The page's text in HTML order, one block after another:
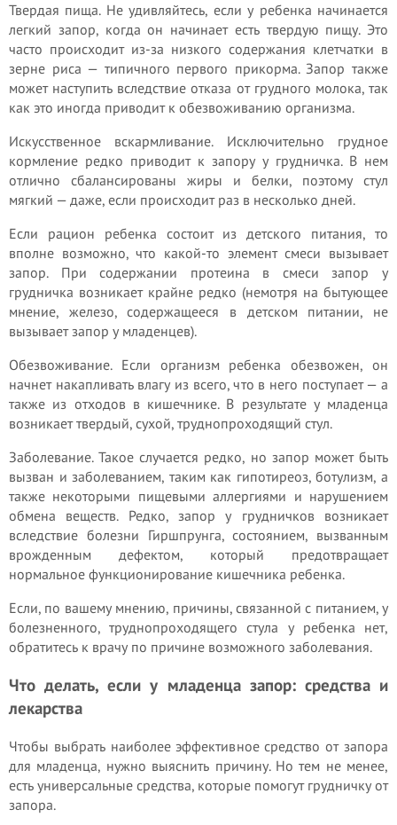
Твердая пища. Не удивляйтесь, если у ребенка начинается
легкий запор, когда он начинает есть твердую пищу. Это
часто происходит из-за низкого содержания клетчатки в
зерне риса — типичного первого прикорма. Запор также
может наступить вследствие отказа от грудного молока, так
как это иногда приводит к обезвоживанию организма.
Искусственное вскармливание. Исключительно грудное
кормление редко приводит к запору у грудничка. В нем
отлично сбалансированы жиры и белки, поэтому стул
мягкий — даже, если происходит раз в несколько дней.
Если рацион ребенка состоит из детского питания, то
вполне возможно, что какой-то элемент смеси вызывает
запор. При содержании протеина в смеси запор у
грудничка возникает крайне редко (немотря на бытующее
мнение, железо, содержащееся в детском питании, не
вызывает запор у младенцев).
Обезвоживание. Если организм ребенка обезвожен, он
начнет накапливать влагу из всего, что в него поступает — а
также из отходов в кишечнике. В результате у младенца
возникает твердый, сухой, труднопроходящий стул.
Заболевание. Такое случается редко, но запор может быть
вызван и заболеванием, таким как гипотиреоз, ботулизм, а
также некоторыми пищевыми аллергиями и нарушением
обмена веществ. Редко, запор у грудничков возникает
вследствие болезни Гиршпрунга, состоянием, вызванным
врожденным дефектом, который предотвращает
нормальное функционирование кишечника ребенка.
Если, по вашему мнению, причины, связанной с питанием, у
болезненного, труднопроходящего стула у ребенка нет,
обратитесь к врачу по причине возможного заболевания.
Что делать, если у младенца запор: средства и
лекарства
Чтобы выбрать наиболее эффективное средство от запора
для младенца, нужно выяснить причину. Но тем не менее,
есть универсальные средства, которые помогут грудничку от
запора.